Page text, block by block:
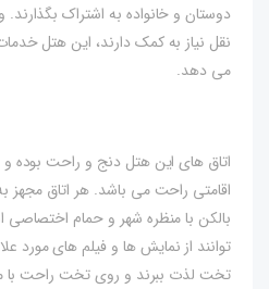
دوستان و خانواده به اشتراک
نقل نیاز به کمک دارند، این هتل
می دهد.
اتاق های این هتل دنج و راحت بوده و
اقامتی راحت می باشد. هر اتاق مجهز
بالکن با منظره شهر و حمام
توانند از نمایش ها و فیلم های مورد
تخت لذت ببرند و روی تخت راحت با